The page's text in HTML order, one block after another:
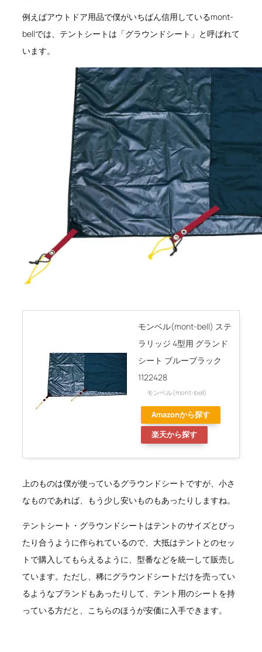
例えばアウトドア用品で僕がいちばん信用しているmont-
bellでは、テントシートは「グラウンドシート」と呼ばれて
います。
モンベル(mont-bell) ステ
ラリッジ 4型用 グランド
シート ブルーブラック
1122428
モンベル(mont-bell)
Amazonから探す
楽天から探す
上のものは僕が使っているグラウンドシートですが、小さ
なものであれば、もう少し安いものもあったりしますね。
テントシート・グラウンドシートはテントのサイズとぴっ
たり合うように作られているので、大抵はテントとのセッ
トで購入してもらえるように、型番などを統一して販売し
ています。ただし、稀にグラウンドシートだけを売ってい
るようなブランドもあったりして、テント用のシートを持
っている方だと、こちらのほうが安価に入手できます。